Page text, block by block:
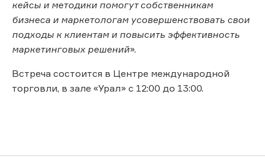
кейсы и методики помогут собственникам
бизнеса и маркетологам усовершенствовать свои
подходы к клиентам и повысить эффективность
маркетинговых решений».
Встреча состоится в Центре международной
торговли, в зале «Урал» с 12:00 до 13:00.